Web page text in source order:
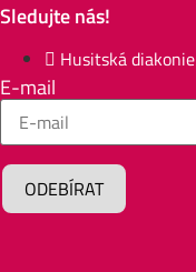
Sledujte nás!
Husitská diakonie
E-mail
ODEBÍRAT